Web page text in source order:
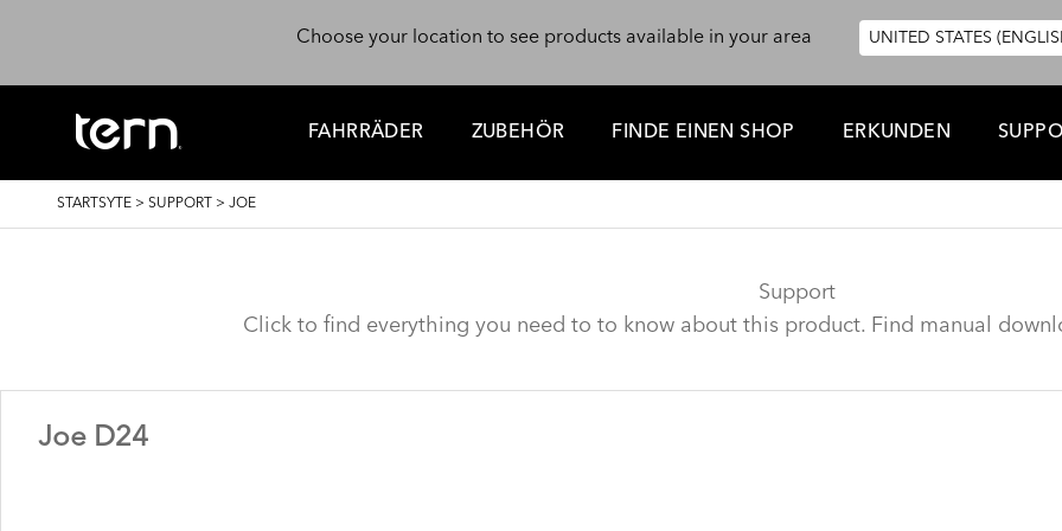
Choose your location to see products available in your area
UNITED STATES
FAHRRÄDER ZUBEHÖR FINDE EINEN SHOP ERKUNDEN
BREADCRUMB
STARTSYTE > SUPPORT > JOE
Support
Click to find everything you need to to know about this product. Find manual
Joe D24